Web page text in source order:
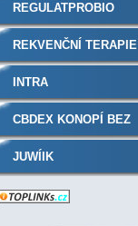
REGULATPROBIO
REKVENČNÍ TERAPIE
PLAZMOVÝM
GENERÁTOREM
INTRA
CBDEX KONOPÍ BEZ
RECEPTU A THC
JUWÍIK